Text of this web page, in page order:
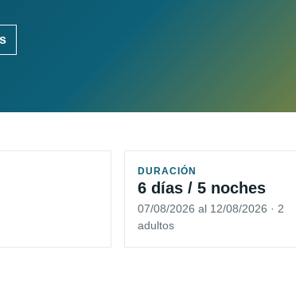
DURACIÓN
6 días / 5 noches
07/08/2026 al 12/08/2026 · 2
adultos